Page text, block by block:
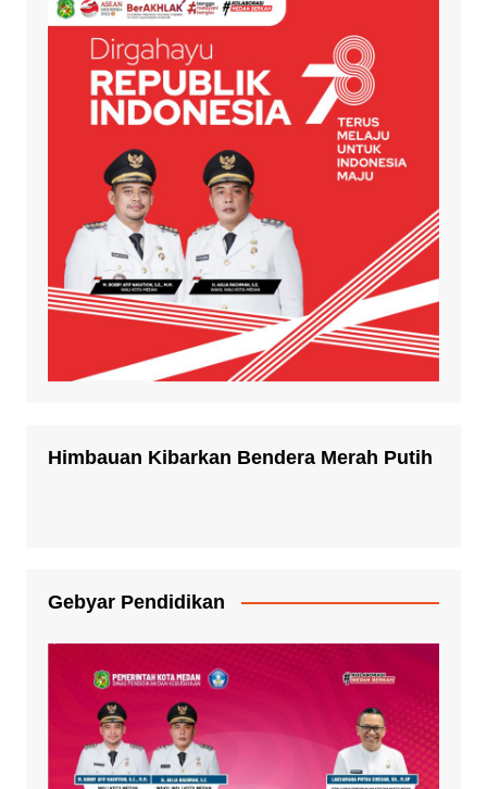
Himbauan Kibarkan Bendera Merah Putih
Gebyar Pendidikan